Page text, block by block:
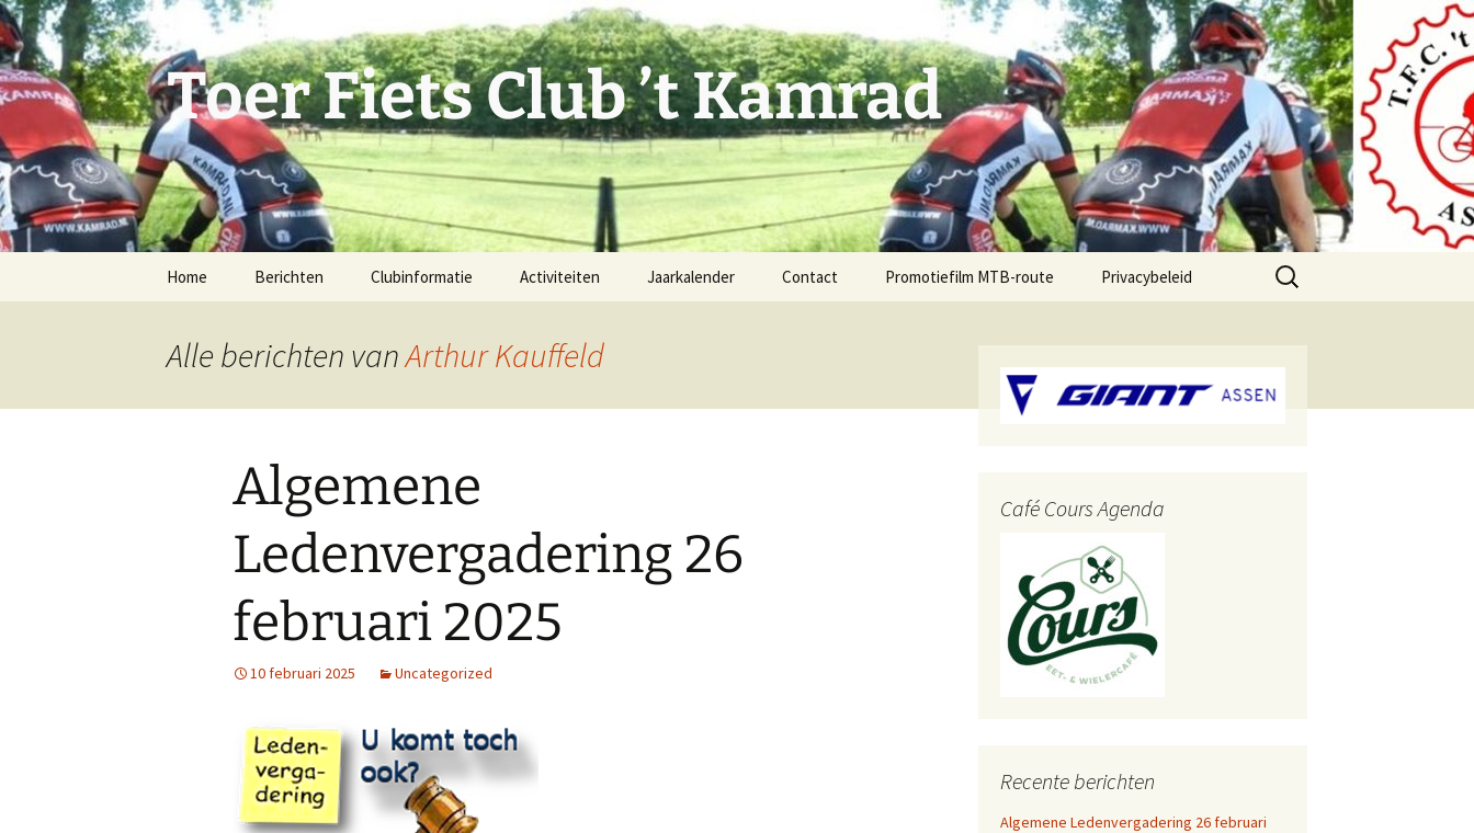
Ga
naar
de
inhoud
Toer Fiets Club ’t Kamrad
Home Berichten Clubinformatie
Activiteitencommissie
Vertrouwenscontactpersonen
Sponsors
Clubkleding
NTFU
Activiteiten Jaarkalender Contact Promotiefilm MTB-route Privacybeleid
Zoeken
naar:
Alle berichten vanArthur Kauffeld
Algemene
Ledenvergadering 26
februari 2025
10 februari 2025 Uncategorized
Café Cours Agenda
Recente berichten
Algemene Ledenvergadering 26 februari